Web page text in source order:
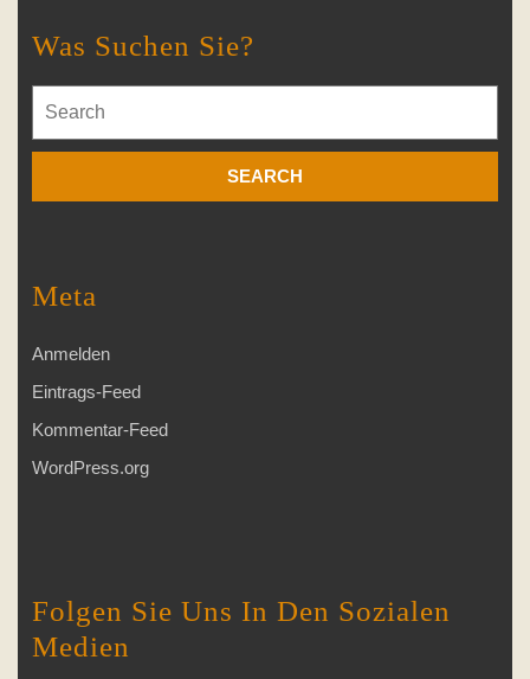
Was Suchen Sie?
for:
Meta
Anmelden
Eintrags-Feed
Kommentar-Feed
WordPress.org
Folgen Sie Uns In Den Sozialen
Medien